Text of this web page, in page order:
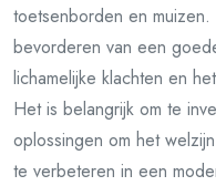
toetsenborden en
bevorderen van een
lichamelijke klachten en
Het is belangrijk om te
oplossingen om het
te verbeteren in een